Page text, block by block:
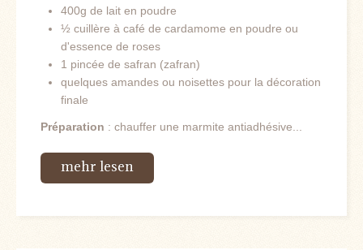
400g de lait en poudre
½ cuillère à café de cardamome en poudre ou
d'essence de roses
1 pincée de safran (zafran)
quelques amandes ou noisettes pour la décoration
finale
Préparation : chauffer une marmite antiadhésive...
mehr lesen